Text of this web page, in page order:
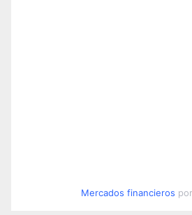
Mercados financieros